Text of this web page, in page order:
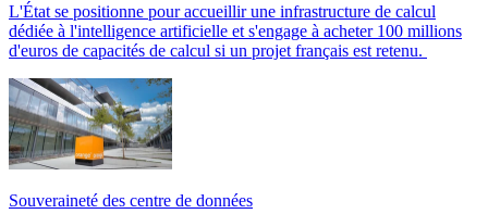
L'État se positionne pour accueillir une infrastructure de calcul
dédiée à l'intelligence artificielle et s'engage à acheter 100 millions
d'euros de capacités de calcul si un projet français est retenu.
Souveraineté des centre de données